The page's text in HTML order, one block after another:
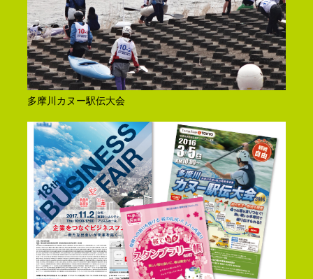
多摩川カヌー駅伝大会